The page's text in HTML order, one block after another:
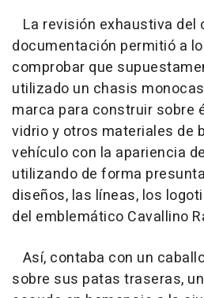
La revisión exhaustiva del
documentación permitió a
comprobar que
utilizado un chasis
marca para construir sobre
vidrio y otros materiales de
vehículo con la apariencia
utilizando de forma
diseños, las líneas, los
del emblemático Cavallino
Así, contaba con un
sobre sus patas traseras,